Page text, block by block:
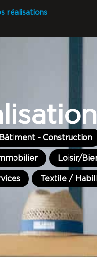
réalisations
Bâtiment - Construction
Loisir/
Textile /